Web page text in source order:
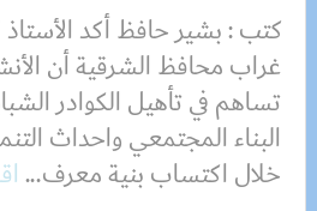
كتب : بشير حافظ أكد
غراب محافظ الشرقية أن
تساهم في تأهيل الكوادر
البناء المجتمعي واحداث
خلال اكتساب بنية معرف...